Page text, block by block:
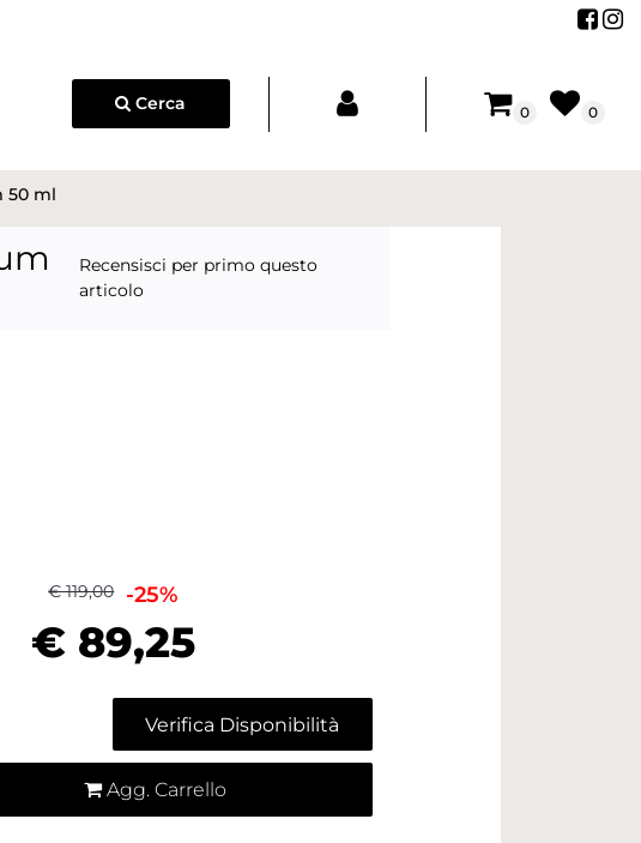
Cerca 0 0
50 ml
Recensisci per primo questo
articolo
€ 119,00 -25%
€ 89,25
Verifica Disponibilità
Agg. Carrello